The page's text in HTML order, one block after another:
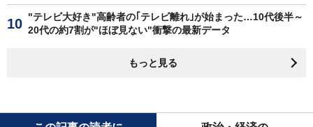
"テレビ大好き"高齢者の｢テレビ離れ｣が始まった…10代後半～
20代の約7割が"ほぼ見ない"衝撃の最新データ
もっと見る